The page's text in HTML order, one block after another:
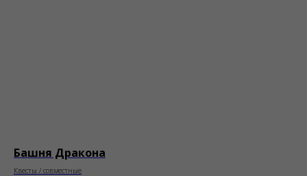
Башня Дракона
Квесты / совместные